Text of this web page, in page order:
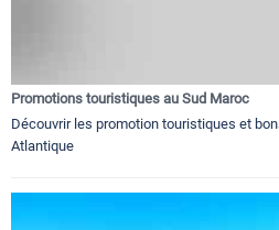
Promotions touristiques au Sud Maroc
Découvrir les promotion touristiques et
Atlantique